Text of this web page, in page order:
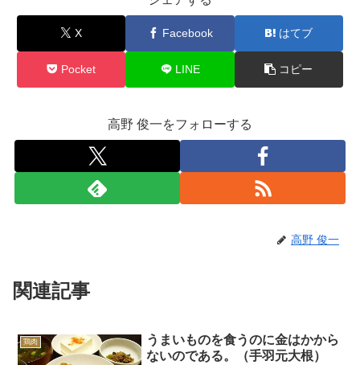
X Facebook はてブ
Pocket LINE コピー
高野 俊一をフォローする
高野 俊一
関連記事
鶏肉
うまいものを食うのに金はかから
ないのである。（手羽元大根）